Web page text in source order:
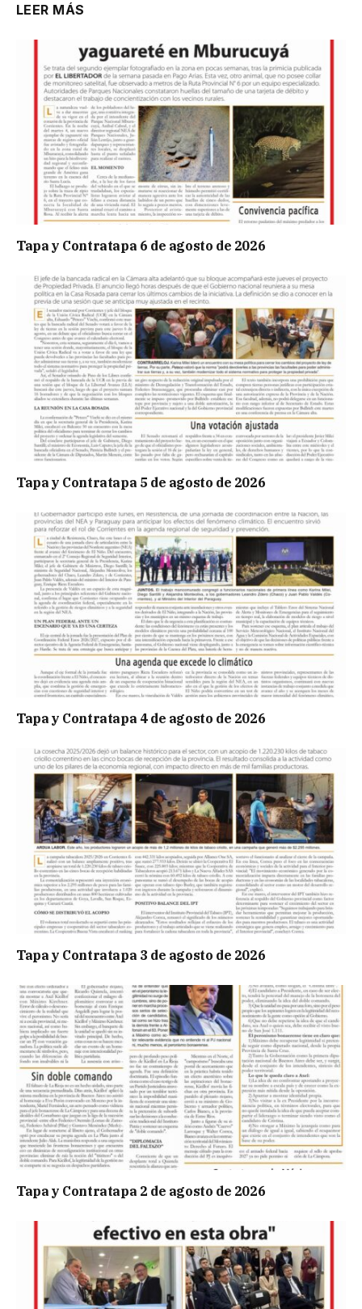
LEER MÁS
Tapa y Contratapa 6 de agosto de 2026
Tapa y Contratapa 5 de agosto de 2026
Tapa y Contratapa 4 de agosto de 2026
Tapa y Contratapa 3 de agosto de 2026
Tapa y Contratapa 2 de agosto de 2026